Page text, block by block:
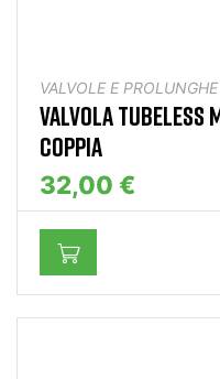
VALVOLE E PROLUNGHE
VALVOLA TUBELESS
COPPIA
32,00 €